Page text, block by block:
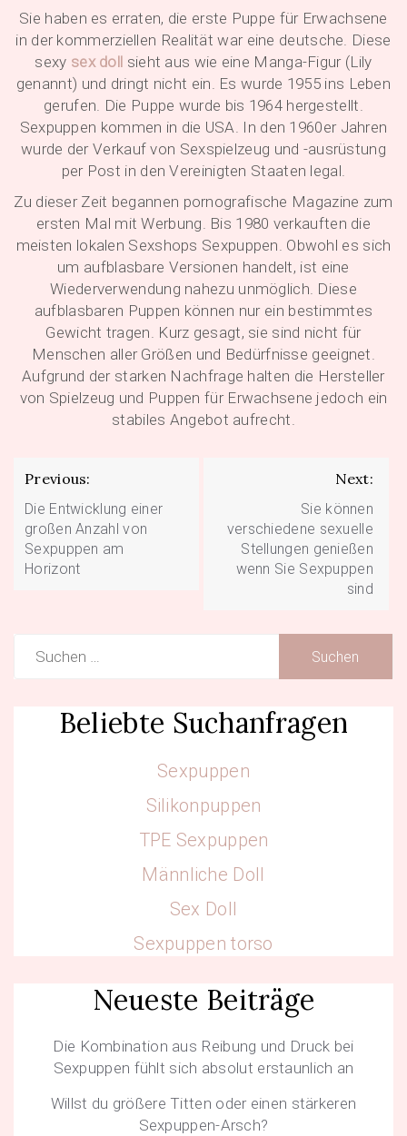
Sie haben es erraten, die erste Puppe für Erwachsene
in der kommerziellen Realität war eine deutsche. Diese
sexy sex doll sieht aus wie eine Manga-Figur (Lily
genannt) und dringt nicht ein. Es wurde 1955 ins Leben
gerufen. Die Puppe wurde bis 1964 hergestellt.
Sexpuppen kommen in die USA. In den 1960er Jahren
wurde der Verkauf von Sexspielzeug und -ausrüstung
per Post in den Vereinigten Staaten legal.
Zu dieser Zeit begannen pornografische Magazine zum
ersten Mal mit Werbung. Bis 1980 verkauften die
meisten lokalen Sexshops Sexpuppen. Obwohl es sich
um aufblasbare Versionen handelt, ist eine
Wiederverwendung nahezu unmöglich. Diese
aufblasbaren Puppen können nur ein bestimmtes
Gewicht tragen. Kurz gesagt, sie sind nicht für
Menschen aller Größen und Bedürfnisse geeignet.
Aufgrund der starken Nachfrage halten die Hersteller
von Spielzeug und Puppen für Erwachsene jedoch ein
stabiles Angebot aufrecht.
Beitragsnavigation
Previous:
Die Entwicklung einer
großen Anzahl von
Sexpuppen am
Horizont
Next:
Sie können
verschiedene sexuelle
Stellungen genießen
wenn Sie Sexpuppen
sind
nach:
Beliebte Suchanfragen
Sexpuppen
Silikonpuppen
TPE Sexpuppen
Männliche Doll
Sex Doll
Sexpuppen torso
Neueste Beiträge
Die Kombination aus Reibung und Druck bei
Sexpuppen fühlt sich absolut erstaunlich an
Willst du größere Titten oder einen stärkeren
Sexpuppen-Arsch?